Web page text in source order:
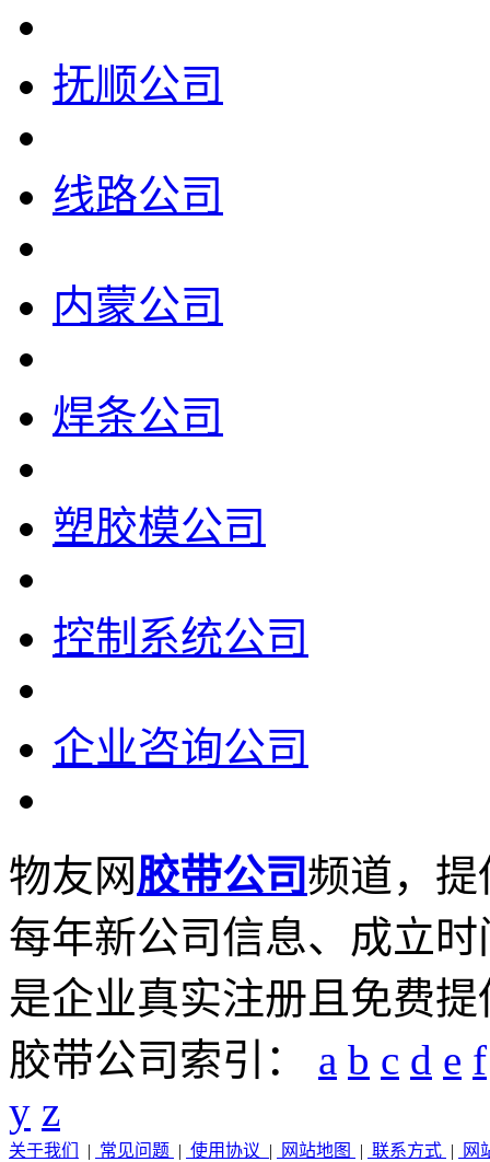
抚顺公司
线路公司
内蒙公司
焊条公司
塑胶模公司
控制系统公司
企业咨询公司
物友网胶带公司频道，提
每年新公司信息、成立
是企业真实注册且免费提
胶带公司索引： a b c d e f
y z
关于我们 常见问题 使用协议 网站地图 联系方式 网